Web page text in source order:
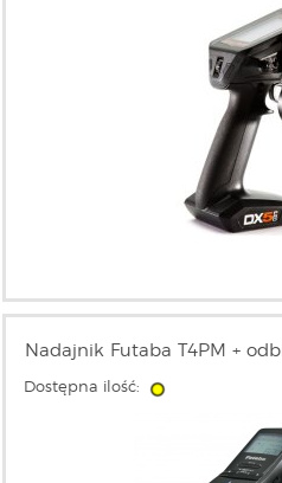
Nadajnik Futaba T4PM +
Dostępna ilość: